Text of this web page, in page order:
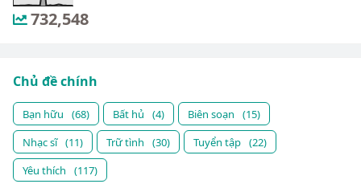
732,548
Chủ đề chính
Bạn hữu (68) Bất hủ (4) Biên soạn
(15)
Nhạc sĩ (11) Trữ tình (30) Tuyển tập (22)
Yêu thích
(117)